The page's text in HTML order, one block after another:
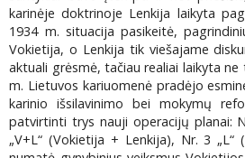
karinėje doktrinoje Lenkija laikyta
1934 m. situacija pasikeitė,
Vokietija, o Lenkija tik viešajame
aktuali grėsmė, tačiau realiai laikyta ne
m. Lietuvos kariuomenė pradėjo
karinio išsilavinimo bei mokymų
patvirtinti trys nauji operacijų planai:
„V+L“ (Vokietija + Lenkija), Nr. 3 „L“